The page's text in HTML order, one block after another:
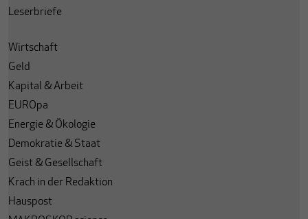
Leserbriefe
Wirtschaft
Geld
Kapital & Arbeit
EUROpa
Energie & Ökologie
Demokratie & Staat
Geist & Gesellschaft
Krach in der Redaktion
Hauspost